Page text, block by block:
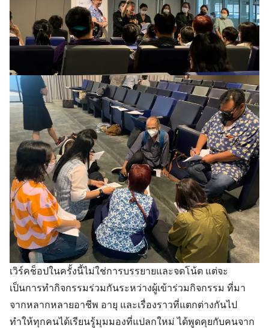
เวิร์คช็อปในครั้งนี้ไม่ใช่การบรรยายและจดโน้ต แต่จะ
เป็นการทำกิจกรรมร่วมกันระหว่างผู้เข้าร่วมกิจกรรม ที่มา
จากหลากหลายอาชีพ อายุ และเรื่องราวที่แตกต่างกันไป
ทำให้ทุกคนได้เรียนรู้มุมมองที่แปลกใหม่ ได้พูดคุยกับคนจาก